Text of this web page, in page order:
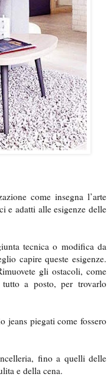
come insegna l’arte
e adatti alle esigenze delle
tecnica o modifica da
capire queste esigenze.
gli ostacoli, come
a posto, per trovarlo
jeans piegati come fossero
fino a quelli delle
e della cena.